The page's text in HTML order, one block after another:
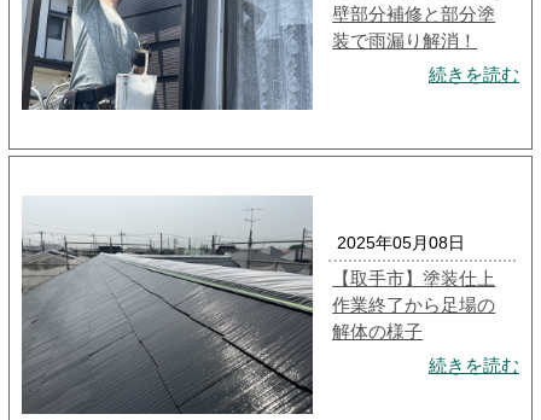
壁部分補修と部分塗
装で雨漏り解消！
続きを読む
2025年05月08日
【取手市】塗装仕上
作業終了から足場の
解体の様子
続きを読む